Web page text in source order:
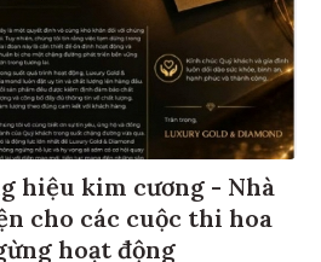
hiệu kim cương - Nhà
cho các cuộc thi hoa
hoạt động